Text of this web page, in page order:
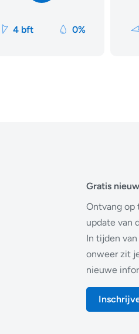
4 bft 0%
Gratis
Ontvang op
update van
In tijden
onweer zit
nieuwe